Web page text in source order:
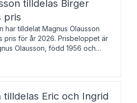
tilldelas Birger
pris
har tilldelat Magnus Olausson
pris för år 2026. Prisbeloppet är
Olausson, född 1956 och
konstvetare, museiman och
1993 vid Uppsala un
tilldelas Eric och Ingrid